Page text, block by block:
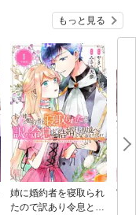
もっと見る
姉に婚約者を寝取られ
たので訳あり令息と結
実